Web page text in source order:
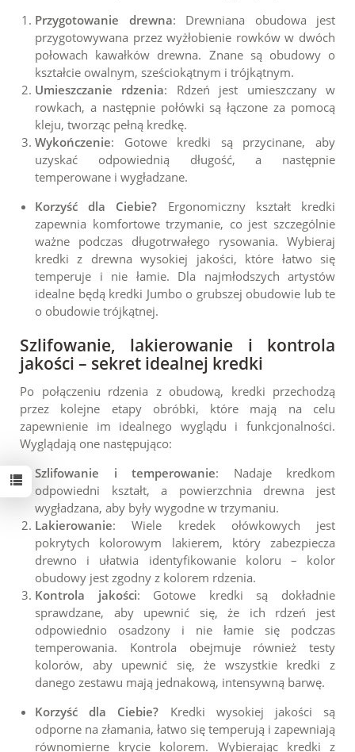
Przygotowanie drewna: Drewniana obudowa jest
przygotowywana przez wyżłobienie rowków w dwóch
połowach kawałków drewna. Znane są obudowy o
kształcie owalnym, sześciokątnym i trójkątnym.
Umieszczanie rdzenia: Rdzeń jest umieszczany w
rowkach, a następnie połówki są łączone za pomocą
kleju, tworząc pełną kredkę.
Wykończenie: Gotowe kredki są przycinane, aby
uzyskać odpowiednią długość, a następnie
temperowane i wygładzane.
Korzyść dla Ciebie? Ergonomiczny kształt kredki
zapewnia komfortowe trzymanie, co jest szczególnie
ważne podczas długotrwałego rysowania. Wybieraj
kredki z drewna wysokiej jakości, które łatwo się
temperuje i nie łamie. Dla najmłodszych artystów
idealne będą kredki Jumbo o grubszej obudowie lub te
o obudowie trójkątnej.
Szlifowanie, lakierowanie i kontrola
jakości – sekret idealnej kredki
Po połączeniu rdzenia z obudową, kredki przechodzą
przez kolejne etapy obróbki, które mają na celu
zapewnienie im idealnego wyglądu i funkcjonalności.
Wyglądają one następująco:
Szlifowanie i temperowanie: Nadaje kredkom
odpowiedni kształt, a powierzchnia drewna jest
wygładzana, aby były wygodne w trzymaniu.
Lakierowanie: Wiele kredek ołówkowych jest
pokrytych kolorowym lakierem, który zabezpiecza
drewno i ułatwia identyfikowanie koloru – kolor
obudowy jest zgodny z kolorem rdzenia.
Kontrola jakości: Gotowe kredki są dokładnie
sprawdzane, aby upewnić się, że ich rdzeń jest
odpowiednio osadzony i nie łamie się podczas
temperowania. Kontrola obejmuje również testy
kolorów, aby upewnić się, że wszystkie kredki z
danego zestawu mają jednakową, intensywną barwę.
Korzyść dla Ciebie? Kredki wysokiej jakości są
odporne na złamania, łatwo się temperują i zapewniają
równomierne krycie kolorem. Wybierając kredki z